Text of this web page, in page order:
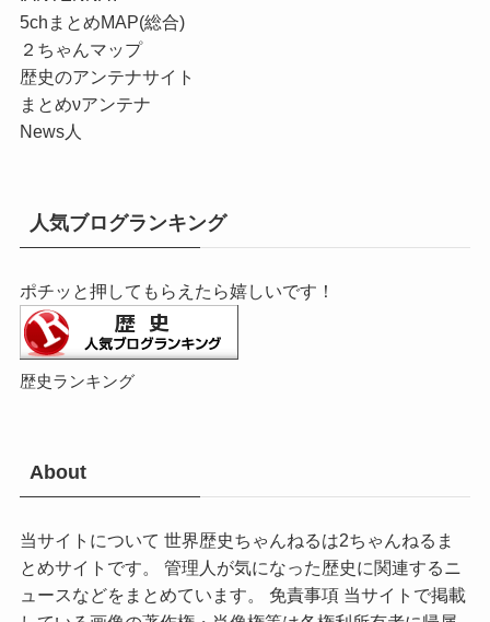
5chまとめMAP(総合)
２ちゃんマップ
歴史のアンテナサイト
まとめνアンテナ
News人
人気ブログランキング
ポチッと押してもらえたら嬉しいです！
歴史ランキング
About
当サイトについて 世界歴史ちゃんねるは2ちゃんねるま
とめサイトです。 管理人が気になった歴史に関連するニ
ュースなどをまとめています。 免責事項 当サイトで掲載